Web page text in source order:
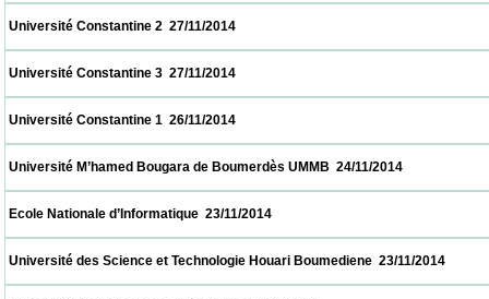
Université Constantine 2  27/11/2014
Université Constantine 3  27/11/2014
Université Constantine 1  26/11/2014
Université M’hamed Bougara de Boumerdès UMMB  24/11/
Ecole Nationale d’Informatique  23/11/2014
Université des Science et Technologie Houari Boumediene  23/